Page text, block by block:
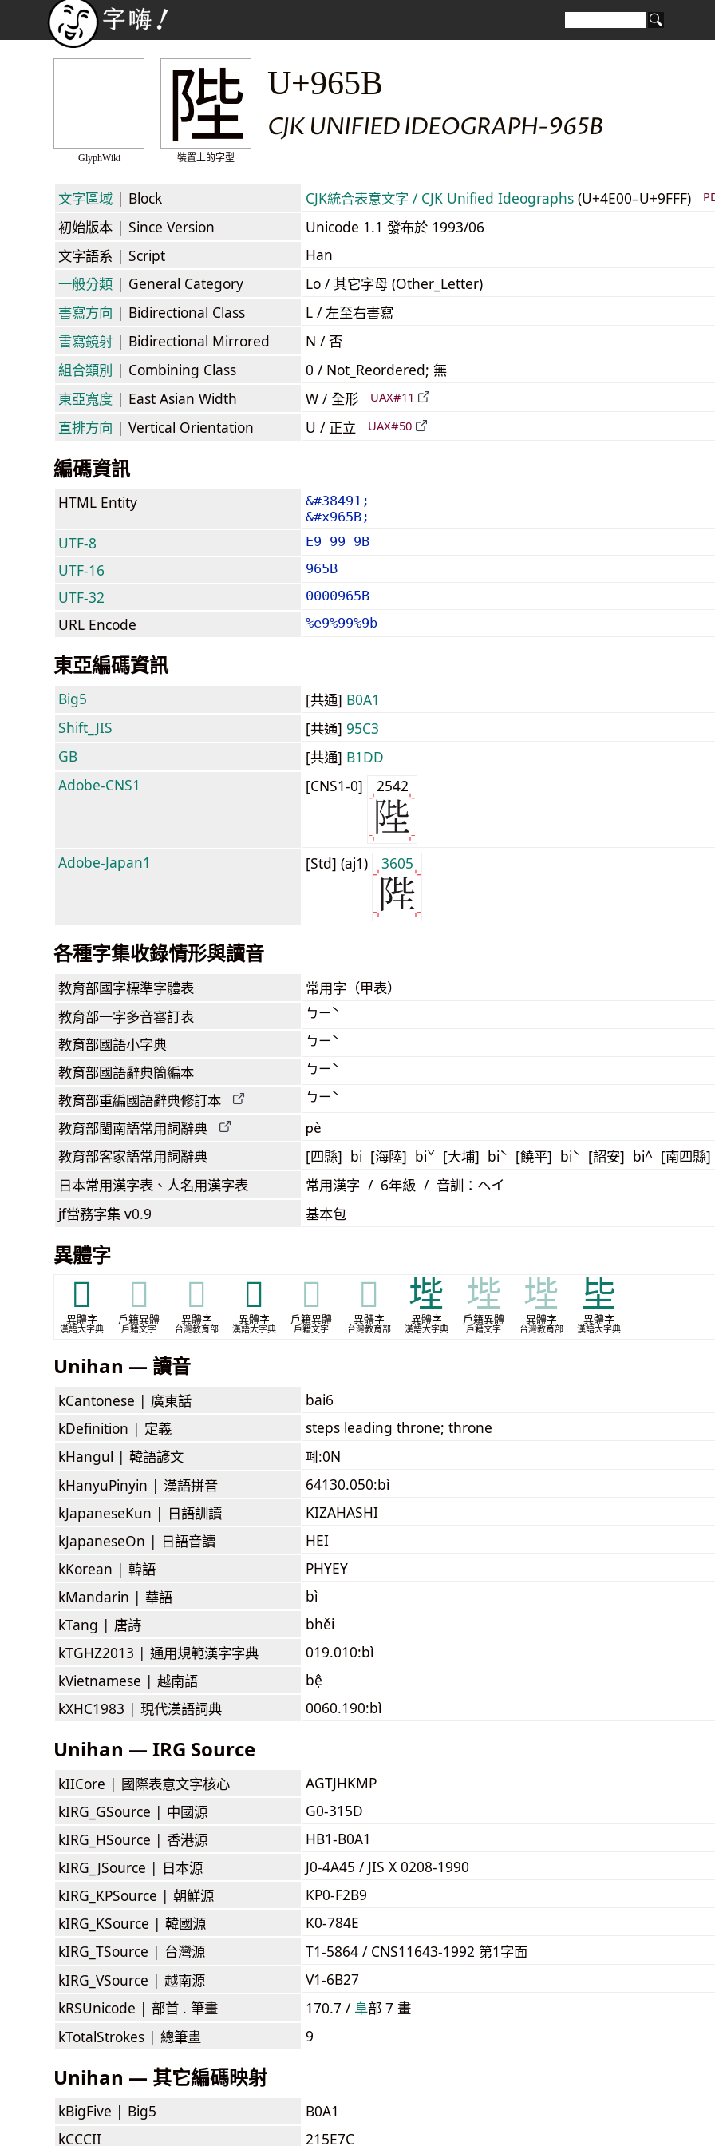
GlyphWiki
陛
裝置上的字型
U+965B
CJK UNIFIED IDEOGRAPH-965B
文字區域 | Block CJK統合表意文字 / CJK Unified Ideographs (U+4E00–U+9FFF)
初始版本 | Since Version
Unicode 1.1 發布於 1993/06
文字語系 | Script
Han
一般分類 | General Category
Lo / 其它字母 (Other_Letter)
書寫方向 | Bidirectional Class
L / 左至右書寫
書寫鏡射 | Bidirectional Mirrored
N / 否
組合類別 | Combining Class
0 / Not_Reordered; 無
東亞寬度 | East Asian Width W / 全形 UAX#11
直排方向 | Vertical Orientation U / 正立 UAX#50
編碼資訊
HTML Entity
&#38491;
&#x965B;
UTF-8 E9 99 9B
UTF-16 965B
UTF-32 0000965B
URL Encode %e9%99%9b
東亞編碼資訊
Big5 [共通] B0A1
Shift_JIS
[共通] 95C3
GB
[共通] B1DD
Adobe-CNS1
[CNS1-0] 2542
Adobe-Japan1 [Std] (aj1) 3605
各種字集收錄情形與讀音
教育部國字標準字體表 常用字（甲表）
教育部一字多音審訂表 ㄅㄧˋ
教育部國語小字典 ㄅㄧˋ
教育部國語辭典簡編本 ㄅㄧˋ
教育部重編國語辭典修訂本 ㄅㄧˋ
教育部閩南語常用詞辭典 pè
教育部客家語常用詞辭典 [四縣] bi [海陸] biˇ [大埔] biˋ [饒平] biˋ [詔安] bi^ [南四縣
日本常用漢字表 、人名用漢字表 常用漢字 / 6年級 / 音訓：ヘイ
jf當務字集 v0.9 基本包
異體字
𨹼
異體字
漢語大字典
𨹼
戶籍異體
戶籍文字
𨹼
異體字
台灣教育部
𨻘
異體字
漢語大字典
𨻘
戶籍異體
戶籍文字
𨻘
異體字
台灣教育部
㙄
異體字
漢語大字典
㙄
戶籍異體
戶籍文字
㙄
異體字
台灣教育部
坒
異體字
漢語大字典
Unihan — 讀音
kCantonese | 廣東話
bai6
kDefinition | 定義
steps leading throne; throne
kHangul | 韓語諺文
폐:0N
kHanyuPinyin | 漢語拼音
64130.050:bì
kJapaneseKun | 日語訓讀
KIZAHASHI
kJapaneseOn | 日語音讀
HEI
kKorean | 韓語
PHYEY
kMandarin | 華語
bì
kTang | 唐詩
bhěi
kTGHZ2013 | 通用規範漢字字典
019.010:bì
kVietnamese | 越南語
bệ
kXHC1983 | 現代漢語詞典 0060.190:bì
Unihan — IRG Source
kIICore | 國際表意文字核心
AGTJHKMP
kIRG_GSource | 中國源
G0-315D
kIRG_HSource | 香港源
HB1-B0A1
kIRG_JSource | 日本源
J0-4A45 / JIS X 0208-1990
kIRG_KPSource | 朝鮮源
KP0-F2B9
kIRG_KSource | 韓國源
K0-784E
kIRG_TSource | 台灣源
T1-5864 / CNS11643-1992 第1字面
kIRG_VSource | 越南源
V1-6B27
kRSUnicode | 部首 . 筆畫 170.7 / ⾩部 7 畫
kTotalStrokes | 總筆畫 9
Unihan — 其它編碼映射
kBigFive | Big5
B0A1
kCCCII
215E7C